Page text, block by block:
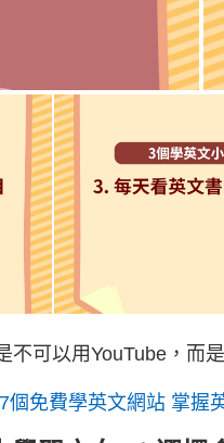
不可以用YouTube，而
個免費學英文網站 掌握